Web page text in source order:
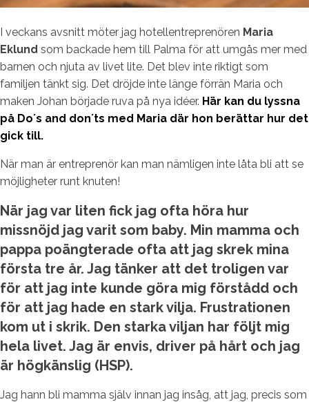
I veckans avsnitt möter jag hotellentreprenören Maria
Eklund som backade hem till Palma för att umgås mer med
barnen och njuta av livet lite. Det blev inte riktigt som
familjen tänkt sig. Det dröjde inte länge förrän Maria och
maken Johan började ruva på nya idéer. Här kan du lyssna
på Do´s and don´ts med Maria där hon berättar hur det
gick till.
När man är entreprenör kan man nämligen inte låta bli att se
möjligheter runt knuten!
När jag var liten fick jag ofta höra hur
missnöjd jag varit som baby. Min mamma och
pappa poängterade ofta att jag skrek mina
första tre år. Jag tänker att det troligen var
för att jag inte kunde göra mig förstådd och
för att jag hade en stark vilja. Frustrationen
kom ut i skrik. Den starka viljan har följt mig
hela livet. Jag är envis, driver på hårt och jag
är högkänslig (HSP).
Jag hann bli mamma själv innan jag insåg, att jag, precis som